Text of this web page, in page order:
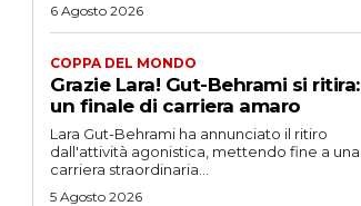
6 Agosto 2026
COPPA DEL MONDO
Grazie Lara! Gut-Behrami si ritira:
un finale di carriera amaro
Lara Gut-Behrami ha annunciato il ritiro
dall'attività agonistica, mettendo fine a una
carriera straordinaria...
5 Agosto 2026